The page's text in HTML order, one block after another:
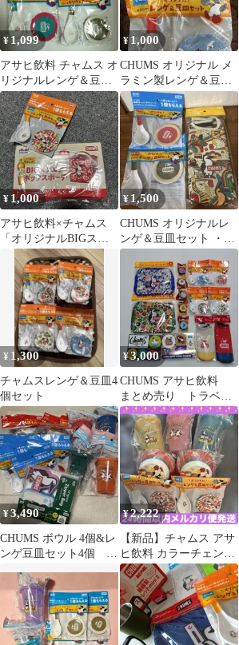
¥ 1,099
アサヒ飲料 チャムス オ
リジナルレンゲ＆豆皿
全４種 メラミン製
¥ 1,000
CHUMS オリジナル メ
ラミン製レンゲ＆豆皿
セット
¥ 1,000
アサヒ飲料×チャムス
「オリジナルBIGスク
エアボックスポー
チ」 レンゲ豆皿セッ
¥1,500
CHUMS オリジナルレ
ンゲ＆豆皿セット ・ペ
ットボトルケース
¥ 1,300
チャムスレンゲ＆豆皿4
個セット
¥3,000
CHUMS アサヒ飲料
まとめ売り トラベル
ケース ペットボトル
ケース 豆皿 他
¥3,490
CHUMS ボウル 4個&レ
ンゲ豆皿セット4個 コ
¥2,222
【新品】チャムス アサ
ヒ飲料 カラーチェンジ
タンブラー ボウル レン
ゲ&豆皿